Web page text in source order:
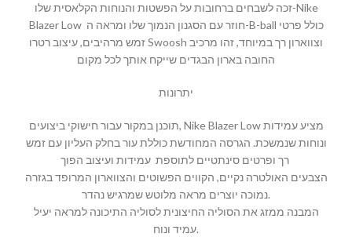
זכה לשבחים ברחובות על הפשטות והנוחות הקלאסית שלו-Nike
Blazer Low חוזר עם הסגנון הנמוך שלו ומראה ה-B-ball כולל פרטי
זמש מרהיבים, עיצוב רטרו Swoosh וצווארון רך במיוחד, זהו מרכיב
החובה בארון הבגדים שייקח אותך לכל מקום
יתרונות
תוכנן במקור עבור חישוקי ביצועים, Nike Blazer Low מציע עמידות
ונוחות שנמשכת. הגרסה המחודשת כוללת עור בחלק העליון עם זמש
הצבעים האולטרה נקיים, הקווים הפשוטים והצווארון המרופד בגזרה
נמוכה יוצרים מראה מלוטש שמרגיש נהדר.
המבנה ממזג את הסוליה החיצונית לסוליה התיכונה למראה יעיל
עמיד ונוח.